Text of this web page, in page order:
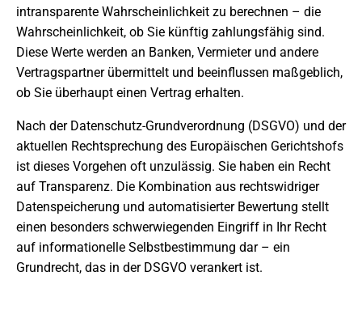
intransparente Wahrscheinlichkeit zu berechnen – die
Wahrscheinlichkeit, ob Sie künftig zahlungsfähig sind.
Diese Werte werden an Banken, Vermieter und andere
Vertragspartner übermittelt und beeinflussen maßgeblich,
ob Sie überhaupt einen Vertrag erhalten.
Nach der Datenschutz-Grundverordnung (DSGVO) und der
aktuellen Rechtsprechung des Europäischen Gerichtshofs
ist dieses Vorgehen oft unzulässig. Sie haben ein Recht
auf Transparenz. Die Kombination aus rechtswidriger
Datenspeicherung und automatisierter Bewertung stellt
einen besonders schwerwiegenden Eingriff in Ihr Recht
auf informationelle Selbstbestimmung dar – ein
Grundrecht, das in der DSGVO verankert ist.